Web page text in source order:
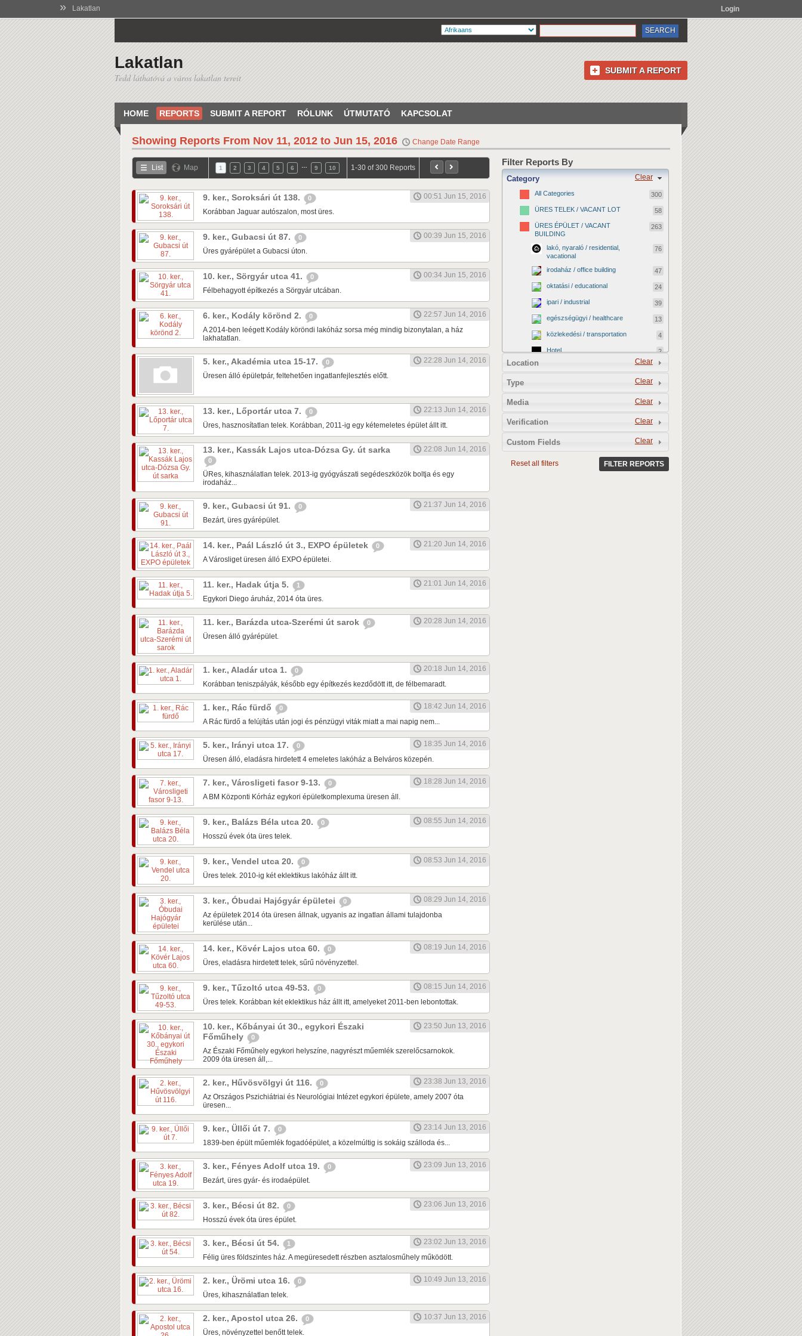
» Lakatlan Login
Lakatlan
Tedd láthatóvá a város lakatlan tereit
SUBMIT A REPORT
HOME REPORTS SUBMIT A REPORT RÓLUNK ÚTMUTATÓ KAPCSOLAT
Showing Reports From Nov 11, 2012 to Jun 15, 2016 Change Date Range
List Map 1 2 3 4 5 6 9 10 1-30 of 300 Reports
9. ker., Soroksári út 138. 0
00:51 Jun 15, 2016
Korábban Jaguar autószalon, most üres.
9. ker., Gubacsi út 87. 0
00:39 Jun 15, 2016
Üres gyárépület a Gubacsi úton.
10. ker., Sörgyár utca 41. 0
00:34 Jun 15, 2016
Félbehagyott építkezés a Sörgyár utcában.
6. ker., Kodály körönd 2. 0
22:57 Jun 14, 2016
A 2014-ben leégett Kodály köröndi lakóház sorsa még mindig bizonytalan, a ház
lakhatatlan.
5. ker., Akadémia utca 15-17. 0
22:28 Jun 14, 2016
Üresen álló épületpár, feltehetően ingatlanfejlesztés előtt.
13. ker., Lőportár utca 7. 0
22:13 Jun 14, 2016
Üres, hasznosítatlan telek. Korábban, 2011-ig egy kétemeletes épület állt itt.
13. ker., Kassák Lajos utca-Dózsa Gy. út sarka
0
22:08 Jun 14, 2016
ÜRes, kihasználatlan telek. 2013-ig gyógyászati segédeszközök boltja és egy
irodaház...
9. ker., Gubacsi út 91. 0
21:37 Jun 14, 2016
Bezárt, üres gyárépület.
14. ker., Paál László út 3., EXPO épületek 0
21:20 Jun 14, 2016
A Városliget üresen álló EXPO épületei.
11. ker., Hadak útja 5. 1
21:01 Jun 14, 2016
Egykori Diego áruház, 2014 óta üres.
11. ker., Barázda utca-Szerémi út sarok 0
20:28 Jun 14, 2016
Üresen álló gyárépület.
1. ker., Aladár utca 1. 0
20:18 Jun 14, 2016
Korábban teniszpályák, később egy építkezés kezdődött itt, de félbemaradt.
1. ker., Rác fürdő 0
18:42 Jun 14, 2016
A Rác fürdő a felújítás után jogi és pénzügyi viták miatt a mai napig nem...
5. ker., Irányi utca 17. 0
18:35 Jun 14, 2016
Üresen álló, eladásra hirdetett 4 emeletes lakóház a Belváros közepén.
7. ker., Városligeti fasor 9-13. 0
18:28 Jun 14, 2016
A BM Központi Kórház egykori épületkomplexuma üresen áll.
9. ker., Balázs Béla utca 20. 0
08:55 Jun 14, 2016
Hosszú évek óta üres telek.
9. ker., Vendel utca 20. 0
08:53 Jun 14, 2016
Üres telek. 2010-ig két eklektikus lakóház állt itt.
3. ker., Óbudai Hajógyár épületei 0
08:29 Jun 14, 2016
Az épületek 2014 óta üresen állnak, ugyanis az ingatlan állami tulajdonba
kerülése után...
14. ker., Kövér Lajos utca 60. 0
08:19 Jun 14, 2016
Üres, eladásra hirdetett telek, sűrű növényzettel.
9. ker., Tűzoltó utca 49-53. 0
08:15 Jun 14, 2016
Üres telek. Korábban két eklektikus ház állt itt, amelyeket 2011-ben lebontottak.
10. ker., Kőbányai út 30., egykori Északi
Főműhely
0
23:50 Jun 13, 2016
Az Északi Főműhely egykori helyszíne, nagyrészt műemlék szerelőcsarnokok.
2009 óta üresen áll,...
2. ker., Hűvösvölgyi út 116. 0
23:38 Jun 13, 2016
Az Országos Pszichiátriai és Neurológiai Intézet egykori épülete, amely 2007 óta
üresen...
9. ker., Üllői út 7. 0
23:14 Jun 13, 2016
1839-ben épült műemlék fogadóépület, a közelmúltig is sokáig szálloda és...
3. ker., Fényes Adolf utca 19. 0
23:09 Jun 13, 2016
Bezárt, üres gyár- és irodaépület.
3. ker., Bécsi út 82. 0
23:06 Jun 13, 2016
Hosszú évek óta üres épület.
3. ker., Bécsi út 54. 1
23:02 Jun 13, 2016
Félig üres földszintes ház. A megüresedett részben asztalosműhely működött.
2. ker., Ürömi utca 16. 0
10:49 Jun 13, 2016
Üres, kihasználatlan telek.
2. ker., Apostol utca 26. 0
10:37 Jun 13, 2016
Üres, növényzettel benőtt telek.
Filter Reports By
Clear
Category
All Categories 300
ÜRES TELEK / VACANT LOT 58
ÜRES ÉPÜLET / VACANT
BUILDING
263
lakó, nyaraló / residential,
vacational
76
irodaház / office building 47
oktatási / educational 24
ipari / industrial 39
egészségügyi / healthcare 13
közlekedési / transportation 4
Hotel 2
2
0
kereskedelmi / commercial
egyéb / other 12
kulturális / cultural
BEFEJEZETLEN ÉPÜLET /
UNFINISHED BUILDING
13
Clear
Location
Clear
Type
Clear
Media
Clear
Verification
Clear
Custom Fields
Reset all filters FILTER REPORTS